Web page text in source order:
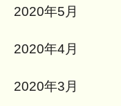
2020年5月
2020年4月
2020年3月